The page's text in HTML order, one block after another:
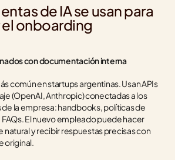
de IA se usan para
onboarding
con documentación interna
común en startups argentinas. Usan APIs
(OpenAI, Anthropic) conectadas a los
la empresa: handbooks, políticas de
FAQs. El nuevo empleado puede hacer
natural y recibir respuestas precisas con
original.